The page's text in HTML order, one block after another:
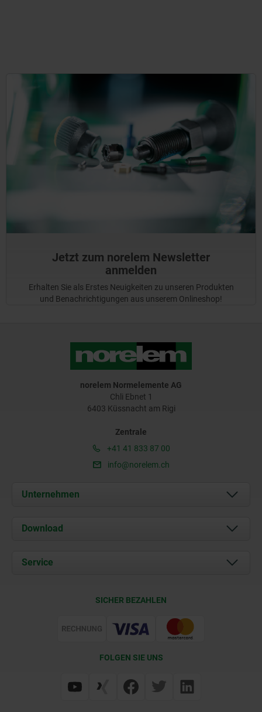
Jetzt zum norelem Newsletter
anmelden
Erhalten Sie als Erstes Neuigkeiten zu unseren Produkten
und Benachrichtigungen aus unserem Onlineshop!
norelem Normelemente AG
Chli Ebnet 1
6403 Küssnacht am Rigi
Zentrale
+41 41 833 87 00
info@norelem.ch
Unternehmen
Über uns
Kontakt
Download
Dokumente
Service
SICHER BEZAHLEN
FOLGEN SIE UNS